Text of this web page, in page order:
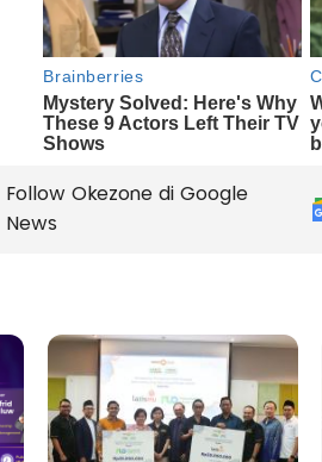
Follow Okezone di Google
News